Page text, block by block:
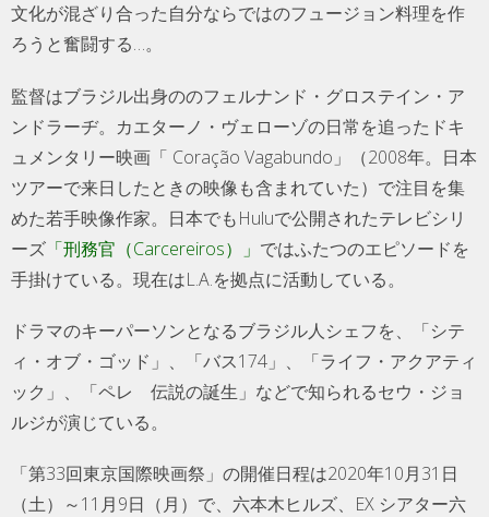
文化が混ざり合った自分ならではのフュージョン料理を作
ろうと奮闘する…。
監督はブラジル出身ののフェルナンド・グロステイン・ア
ンドラーヂ。カエターノ・ヴェローゾの日常を追ったドキ
ュメンタリー映画「 Coração Vagabundo」（2008年。日本
ツアーで来日したときの映像も含まれていた）で注目を集
めた若手映像作家。日本でもHuluで公開されたテレビシリ
ーズ 「刑務官（Carcereiros）」 ではふたつのエピソードを
手掛けている。現在はL.A.を拠点に活動している。
ドラマのキーパーソンとなるブラジル人シェフを、「シテ
ィ・オブ・ゴッド」、「バス174」、「ライフ・アクアティ
ック」、「ペレ 伝説の誕生」などで知られるセウ・ジョ
ルジが演じている。
「第33回東京国際映画祭」の開催日程は2020年10月31日
（土）～11月9日（月）で、六本木ヒルズ、EX シアター六